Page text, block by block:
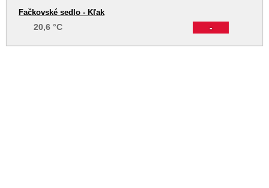
-
Fačkovské sedlo - Kľak
20,6 °C